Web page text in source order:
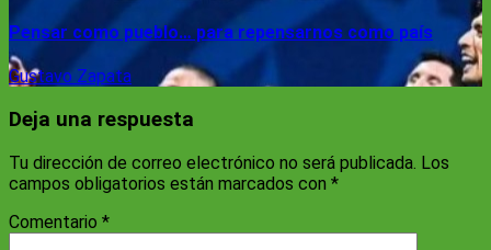
Pensar como pueblo… para repensarnos como país
Gustavo Zapata
Deja una respuesta
Tu dirección de correo electrónico no será publicada. Los
campos obligatorios están marcados con *
Comentario *